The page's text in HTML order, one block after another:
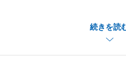
続きを読
き、また大変嬉しいお言葉、
頂いたお言葉を力に、今後も